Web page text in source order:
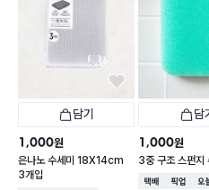
담기
1,000원
은나노 수세미 18X14cm
3개입
담
1,000원
3중 구조 스펀지
택배배송매장픽업오